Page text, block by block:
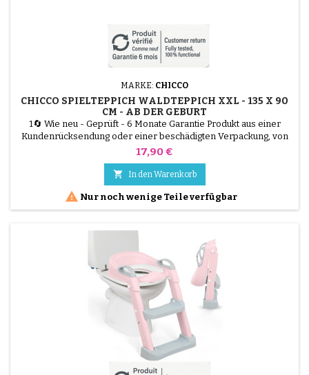
MARKE: CHICCO
CHICCO SPIELTEPPICH WALDTEPPICH XXL - 135 X 90
CM - AB DER GEBURT
1🔄 Wie neu - Geprüft - 6 Monate Garantie Produkt aus einer
Kundenrücksendung oder einer beschädigten Verpackung, von
unseren Technikern getestet und 100 % funktionsfähig. Bieten Sie
einen riesigen Spielplatz. Seine extragroßen Abmessungen (135
x 90 cm) bieten eine einzigartige Bewegungsfreiheit....
Preis
17,90 €
 In den Warenkorb
 Nur noch wenige Teile verfügbar